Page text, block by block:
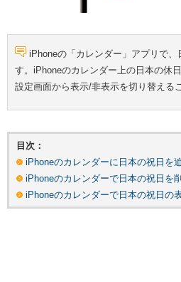
iPhoneの「カレンダー」アプリで、
す。iPhoneのカレンダー上の日本の休
設定画面から表示/非表示を切り替える
目次：
iPhoneのカレンダーに日本の祝日を
iPhoneのカレンダーで日本の祝日を
iPhoneのカレンダーで日本の祝日の